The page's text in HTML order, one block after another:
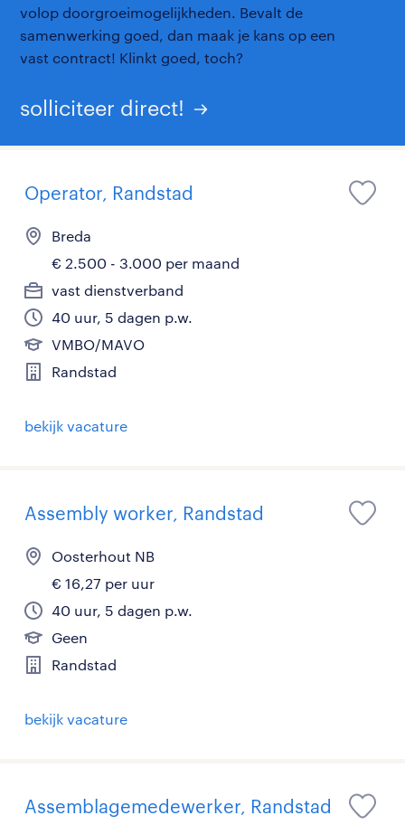
volop doorgroeimogelijkheden. Bevalt de
samenwerking goed, dan maak je kans op een
vast contract! Klinkt goed, toch?
solliciteer direct!
Operator, Randstad
Breda
€ 2.500 - 3.000 per maand
vast dienstverband
40 uur, 5 dagen p.w.
VMBO/MAVO
Randstad
bekijk vacature
Assembly worker, Randstad
Oosterhout NB
€ 16,27 per uur
40 uur, 5 dagen p.w.
Geen
Randstad
bekijk vacature
Assemblagemedewerker, Randstad